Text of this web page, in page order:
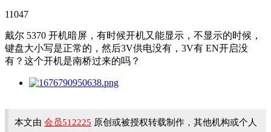
11047
戴尔 5370 开机暗屏，有时候开机又能显示，不显示的时候，
键盘大小写是正常的，然后3V供电没有，3V有 EN开启没
有？这个开机是南桥过来的吗？
本文由 会员512225 原创或被授权转载制作，其他机构或个人